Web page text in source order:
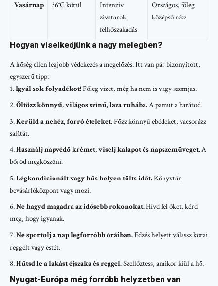
Vasárnap 36°C körül
Intenzív
zivatarok,
felhőszakadás
Országos, főleg
középső rész
Hogyan viselkedjünk a nagy melegben?
A hőség ellen legjobb védekezés a megelőzés. Itt van pár bizonyított,
egyszerű tipp:
Igyál sok folyadékot!Főleg vizet, még ha nem is vagy szomjas.
Öltözz könnyű, világos színű, laza ruhába.A pamut a barátod.
Kerüld a nehéz, forró ételeket.Főzz könnyű ebédeket, vacsorázz
salátát.
Használj napvédő krémet, viselj kalapot és napszemüveget.A
bőröd megköszöni.
Légkondicionált vagy hűs helyen tölts időt.Könyvtár,
bevásárlóközpont vagy mozi.
Ne hagyd magadra az idősebb rokonokat.Hívd fel őket, kérd
meg, hogy igyanak.
Ne sportolj a nap legforróbb óráiban.Edzés helyett válassz korai
reggelt vagy estét.
Hűtsd le a lakást éjszaka és reggel.Szellőztess, amikor kiül a hő.
Nyugat-Európa még forróbb helyzetben van